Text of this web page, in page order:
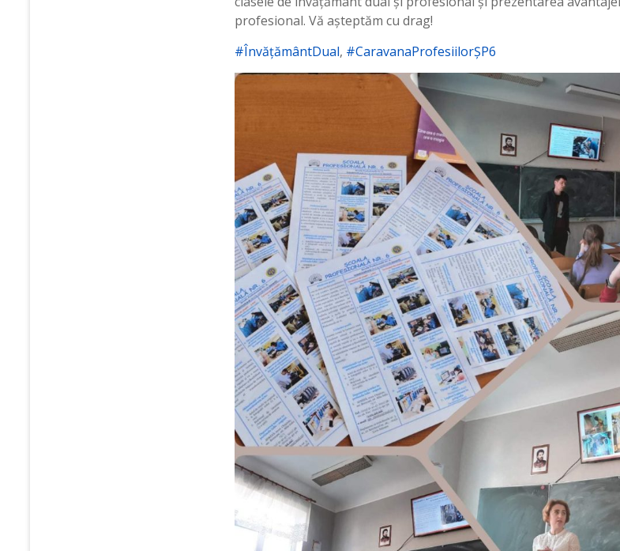
profesional. Vă așteptăm cu drag!
#ÎnvățământDual, #CaravanaProfesiilorȘP6